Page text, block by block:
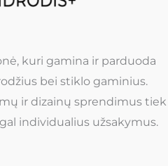
kuri gamina ir parduoda
bei stiklo gaminius.
ir dizainų sprendimus tiek
individualius užsakymus.